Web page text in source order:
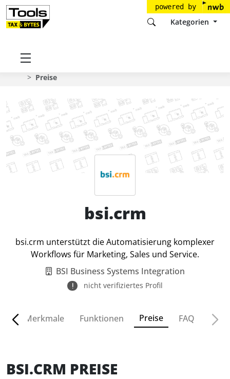
powered by
Kategorien
Startseite
Preise
bsi.crm
bsi.crm unterstützt die Automatisierung komplexer
Workflows für Marketing, Sales und Service.
BSI Business Systems Integration
nicht verifiziertes Profil
Merkmale Funktionen Preise FAQ
BSI.CRM PREISE